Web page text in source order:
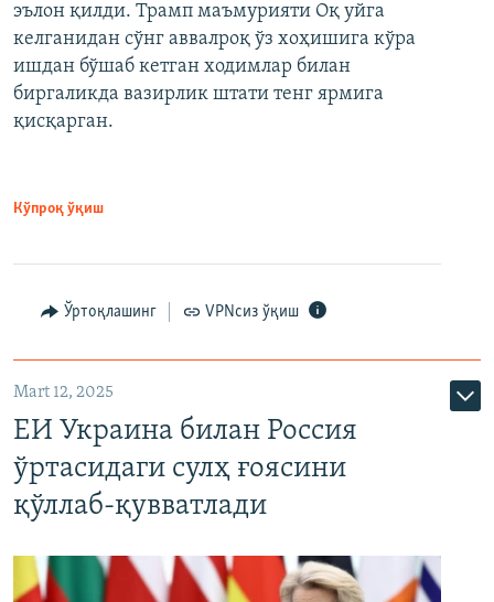
эълон қилди. Трамп маъмурияти Оқ уйга
келганидан сўнг аввалроқ ўз хоҳишига кўра
ишдан бўшаб кетган ходимлар билан
биргаликда вазирлик штати тенг ярмига
қисқарган.
Кўпроқ ўқиш
Ўртоқлашинг VPNсиз ўқиш
Mart 12, 2025
ЕИ Украина билан Россия
ўртасидаги сулҳ ғоясини
қўллаб-қувватлади